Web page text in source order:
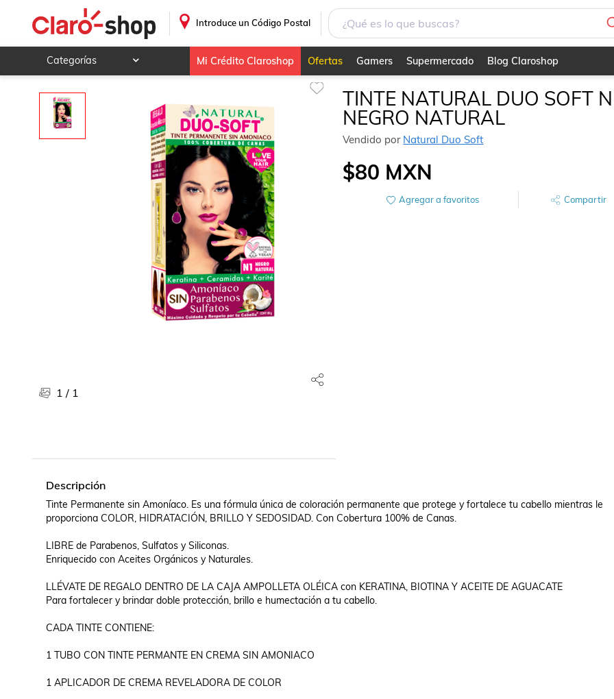
Introduce un Código Postal
Categorías
Electrónica y tecnología
Videojuegos
Hogar y jardín
Salud, belleza y cuidado personal
Súpermercado
Mi Crédito Claroshop Ofertas Gamers Supermercado Blog Claroshop
1 / 1
TINTE NATURAL DUO SOFT
NEGRO NATURAL
Vendido por Natural Duo Soft
$80 MXN
Agregar a favoritos Compartir
Descripción
Tinte Permanente sin Amoníaco. Es una fórmula única de coloración permanente que protege y fortalece tu cabello mientras le
proporciona COLOR, HIDRATACIÓN, BRILLO Y SEDOSIDAD. Con Cobertura 100% de Canas.
LIBRE de Parabenos, Sulfatos y Siliconas.
Enriquecido con Aceites Orgánicos y Naturales.
LLÉVATE DE REGALO DENTRO DE LA CAJA AMPOLLETA OLÉICA con KERATINA, BIOTINA Y ACEITE DE AGUACATE
Para fortalecer y brindar doble protección, brillo e humectación a tu cabello.
CADA TINTE CONTIENE:
1 TUBO CON TINTE PERMANTE EN CREMA SIN AMONIACO
1 APLICADOR DE CREMA REVELADORA DE COLOR
TINTE NATURAL DUO SOFT N1 NEGRO NATURAL